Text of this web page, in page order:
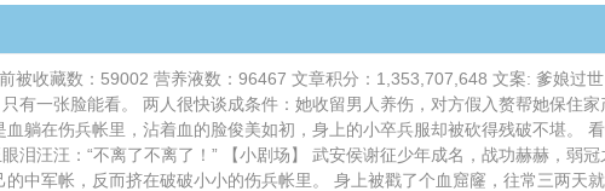
被收藏数：59002 营养液数：96467 文章积分：1,353,707,648 文案: 爹娘过
有一张脸能看。 两人很快谈成条件：她收留男人养伤，对方假入赘帮她保住
躺在伤兵帐里，沾着血的脸俊美如初，身上的小卒兵服却被砍得残破不堪。
汪汪：“不离了不离了！” 【小剧场】 武安侯谢征少年成名，战功赫赫，弱
中军帐，反而挤在破破小小的伤兵帐里。 身上被戳了个血窟窿，往常三两